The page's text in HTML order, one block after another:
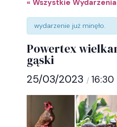
« Wszystkie Wydarzenia
wydarzenie już minęło.
Powertex
gąski
25/03/2023 / 16:30